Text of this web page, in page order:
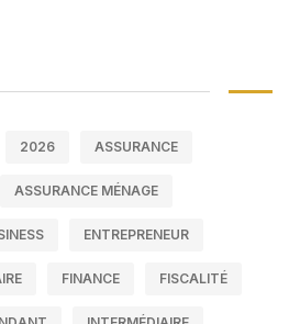
2026 ASSURANCE
ASSURANCE MÉNAGE
ENTREPRENEUR
FINANCE FISCALITÉ